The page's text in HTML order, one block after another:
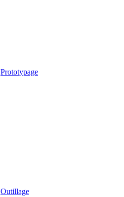
Prototypage
Outillage